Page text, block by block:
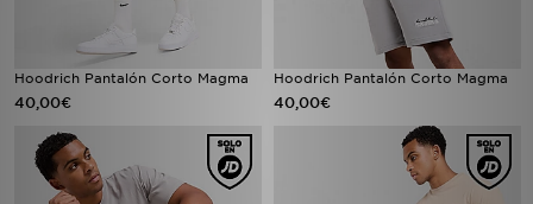
Hoodrich Pantalón Corto Magma
40,00€
Hoodrich Pantalón Corto Magma
40,00€